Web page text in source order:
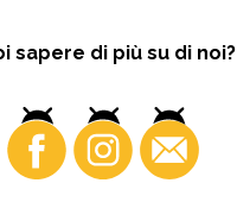
sapere di più su di noi?